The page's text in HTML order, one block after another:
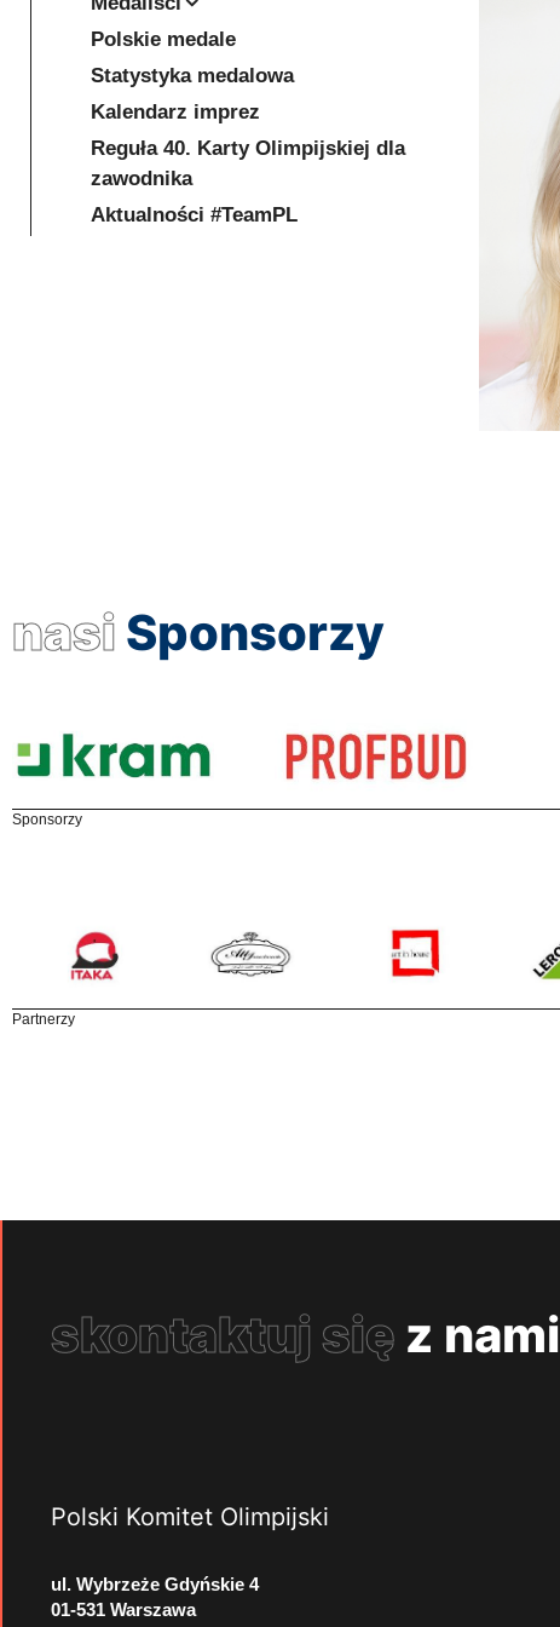
Polskie medale
Statystyka medalowa
Kalendarz imprez
Reguła 40. Karty Olimpijskiej dla
zawodnika
Aktualności #TeamPL
nasi Sponsorzy
Sponsorzy
Partnerzy
skontaktuj się z nami
Polski Komitet Olimpijski
ul. Wybrzeże Gdyńskie 4
01-531 Warszawa